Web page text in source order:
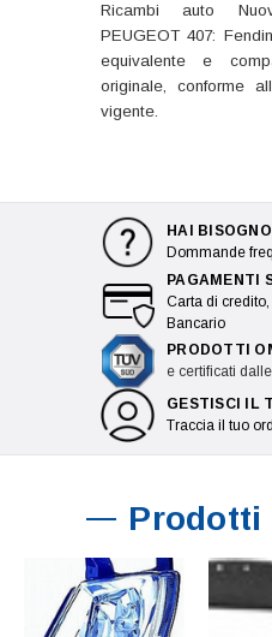
Ricambi auto
PEUGEOT 407:
equivalente e
originale, conforme
vigente.
HAI
Dommande
PAGAMENTI
Carta di
Bancario
PRODOTTI
e certificati
GESTISCI IL
Traccia il tuo
Prodotti